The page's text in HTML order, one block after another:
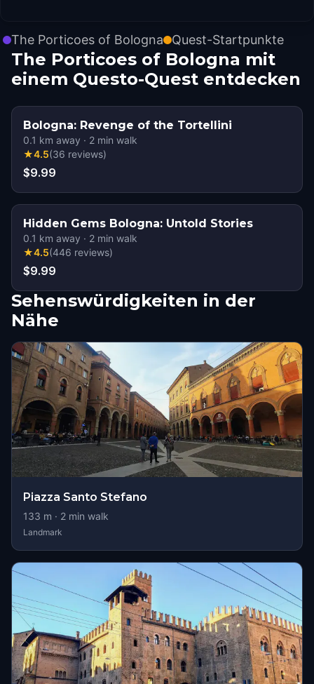
The Porticoes of Bologna Quest-Startpunkte
The Porticoes of Bologna mit
einem Questo-Quest entdecken
Bologna: Revenge of the Tortellini
0.1 km away · 2 min walk
★4.5(36 reviews)
$9.99
Hidden Gems Bologna: Untold Stories
0.1 km away · 2 min walk
★4.5(446 reviews)
$9.99
Sehenswürdigkeiten in der
Nähe
Piazza Santo Stefano
133 m · 2 min walk
Landmark